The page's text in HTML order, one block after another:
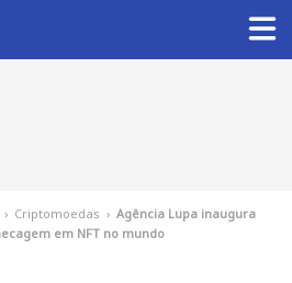
› Criptomoedas › Agência Lupa inaugura
em NFT no mundo